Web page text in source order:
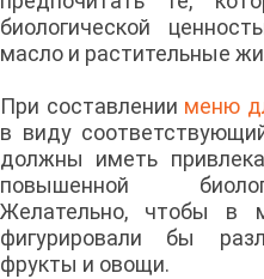
биологической
масло и растительные
При составлении меню
в виду
должны иметь
повышенной
Желательно, чтобы в
фигурировали бы
фрукты и овощи.